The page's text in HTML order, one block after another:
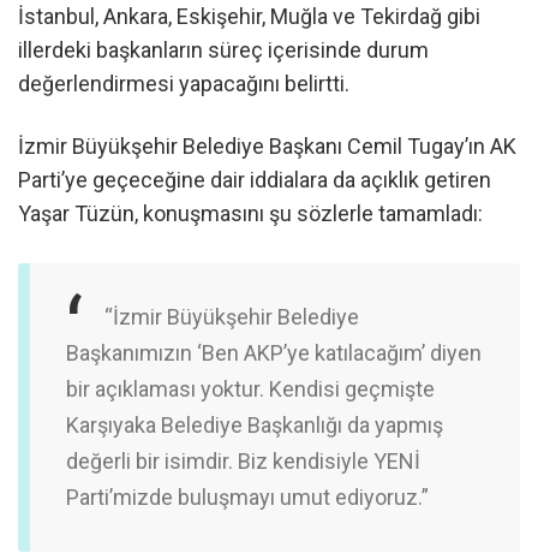
İstanbul, Ankara, Eskişehir, Muğla ve Tekirdağ gibi
illerdeki başkanların süreç içerisinde durum
değerlendirmesi yapacağını belirtti.
İzmir Büyükşehir Belediye Başkanı Cemil Tugay’ın AK
Parti’ye geçeceğine dair iddialara da açıklık getiren
Yaşar Tüzün, konuşmasını şu sözlerle tamamladı:
“İzmir Büyükşehir Belediye
Başkanımızın ‘Ben AKP’ye katılacağım’ diyen
bir açıklaması yoktur. Kendisi geçmişte
Karşıyaka Belediye Başkanlığı da yapmış
değerli bir isimdir. Biz kendisiyle YENİ
Parti’mizde buluşmayı umut ediyoruz.”